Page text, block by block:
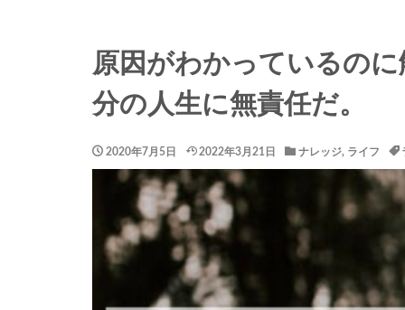
原因がわかっているの
分の人生に無責任だ。
2020年7月5日 2022年3月21日 ナレッジ, ライフ